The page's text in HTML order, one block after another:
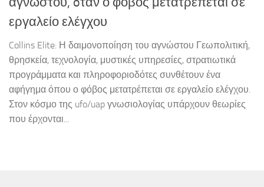
εργαλείο ελέγχου
Collins Elite: Η δαιμονοποίηση του αγνώστου Γεωπολιτική,
θρησκεία, τεχνολογία, μυστικές υπηρεσίες, στρατιωτικά
προγράμματα και πληροφοριοδότες συνθέτουν ένα
αφήγημα όπου ο φόβος μετατρέπεται σε εργαλείο ελέγχου.
Στον κόσμο της ufo/uap γνωσιολογίας υπάρχουν θεωρίες
που έρχονται...